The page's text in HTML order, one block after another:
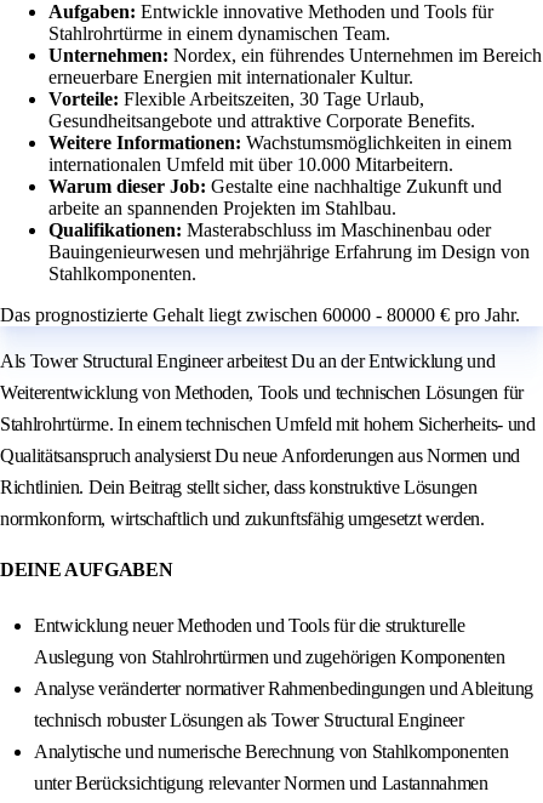
Aufgaben: Entwickle innovative Methoden und Tools für
Stahlrohrtürme in einem dynamischen Team.
Unternehmen: Nordex, ein führendes Unternehmen im Bereich
erneuerbare Energien mit internationaler Kultur.
Vorteile: Flexible Arbeitszeiten, 30 Tage Urlaub,
Gesundheitsangebote und attraktive Corporate Benefits.
Weitere Informationen: Wachstumsmöglichkeiten in einem
internationalen Umfeld mit über 10.000 Mitarbeitern.
Warum dieser Job: Gestalte eine nachhaltige Zukunft und
arbeite an spannenden Projekten im Stahlbau.
Qualifikationen: Masterabschluss im Maschinenbau oder
Bauingenieurwesen und mehrjährige Erfahrung im Design von
Stahlkomponenten.
Das prognostizierte Gehalt liegt zwischen 60000 - 80000 € pro Jahr.
Als Tower Structural Engineer arbeitest Du an der Entwicklung und
Weiterentwicklung von Methoden, Tools und technischen Lösungen für
Stahlrohrtürme. In einem technischen Umfeld mit hohem Sicherheits- und
Qualitätsanspruch analysierst Du neue Anforderungen aus Normen und
Richtlinien. Dein Beitrag stellt sicher, dass konstruktive Lösungen
normkonform, wirtschaftlich und zukunftsfähig umgesetzt werden.
DEINE AUFGABEN
Entwicklung neuer Methoden und Tools für die strukturelle
Auslegung von Stahlrohrtürmen und zugehörigen Komponenten
Analyse veränderter normativer Rahmenbedingungen und Ableitung
technisch robuster Lösungen als Tower Structural Engineer
Analytische und numerische Berechnung von Stahlkomponenten
unter Berücksichtigung relevanter Normen und Lastannahmen